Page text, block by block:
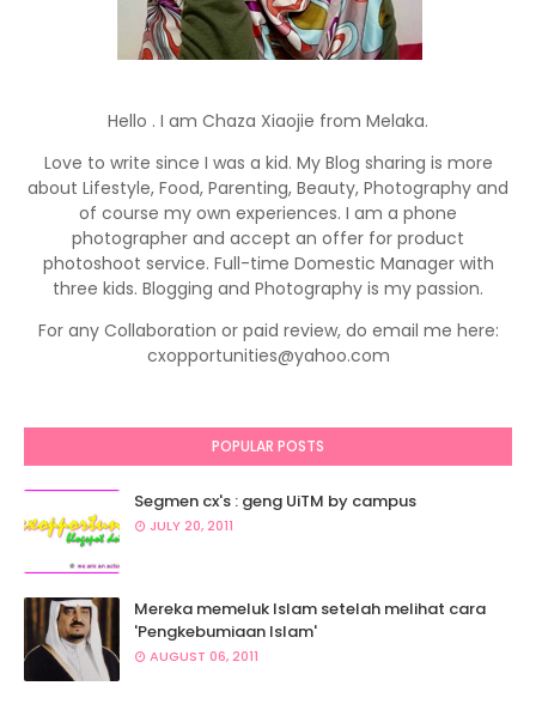
Hello . I am Chaza Xiaojie from Melaka.
Love to write since I was a kid. My Blog sharing is more
about Lifestyle, Food, Parenting, Beauty, Photography and
of course my own experiences. I am a phone
photographer and accept an offer for product
photoshoot service. Full-time Domestic Manager with
three kids. Blogging and Photography is my passion.
For any Collaboration or paid review, do email me here:
cxopportunities@yahoo.com
POPULAR POSTS
Segmen cx's : geng UiTM by campus
JULY 20, 2011
Mereka memeluk Islam setelah melihat cara
'Pengkebumiaan Islam'
AUGUST 06, 2011